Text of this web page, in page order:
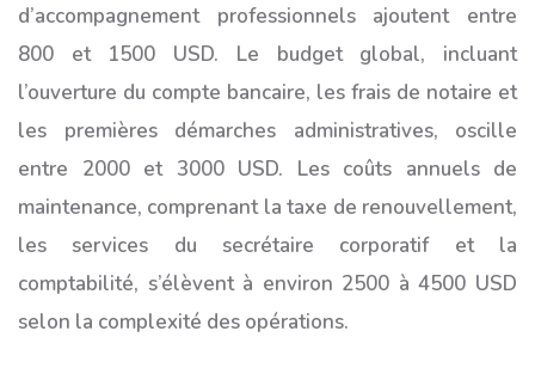
d’accompagnement professionnels ajoutent entre
800 et 1500 USD. Le budget global, incluant
l’ouverture du compte bancaire, les frais de notaire et
les premières démarches administratives, oscille
entre 2000 et 3000 USD. Les coûts annuels de
maintenance, comprenant la taxe de renouvellement,
les services du secrétaire corporatif et la
comptabilité, s’élèvent à environ 2500 à 4500 USD
selon la complexité des opérations.